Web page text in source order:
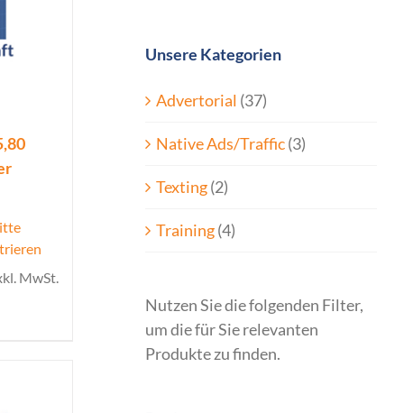
MwSt.
Unsere Kategorien
Advertorial (37)
Native Ads/Traffic(3)
Texting(2)
Training(4)
Nutzen Sie die folgenden Filter,
um die für Sie relevanten
Produkte zu finden.